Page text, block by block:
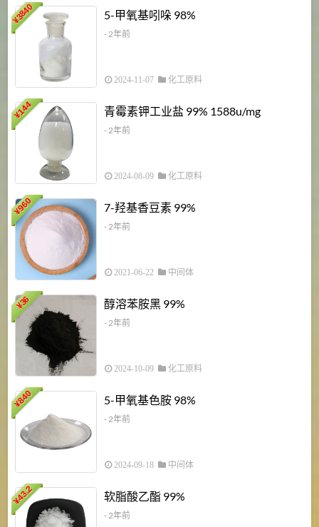
¥
3840 5-甲氧基吲哚 98%
- 2年前
2024-11-07 化工原料
¥
144 青霉素钾工业盐 99% 1588u/mg
- 2年前
2024-08-09 化工原料
¥
960 7-羟基香豆素 99%
- 2年前
2021-06-22 中间体
¥
36 醇溶苯胺黑 99%
- 2年前
2024-10-09 化工原料
¥
840 5-甲氧基色胺 98%
- 2年前
2024-09-18 中间体
¥
43.2 软脂酸乙酯 99%
- 2年前